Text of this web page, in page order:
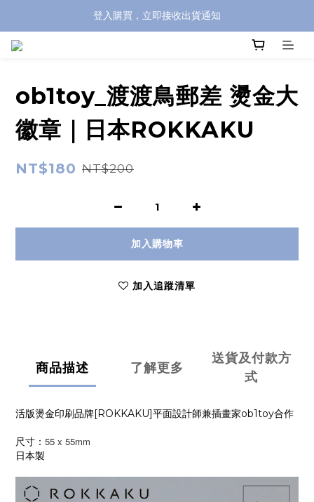
全館滿兩千免運！
登入購買，立即接收出貨通知
ob1toy_渡渡鳥郵差 燙金大
徽章｜日本ROKKAKU
NT$180 NT$200
加入購物車
加入追蹤清單
商品描述 了解更多
送貨及付款方
式
活版燙金印刷品牌[ROKKAKU]平面設計師兼插畫家ob1toy合作
尺寸： 55 x 55mm
日本製